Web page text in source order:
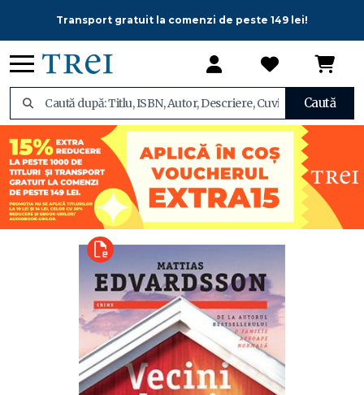
Transport gratuit la comenzi de peste 149 lei!
Caută